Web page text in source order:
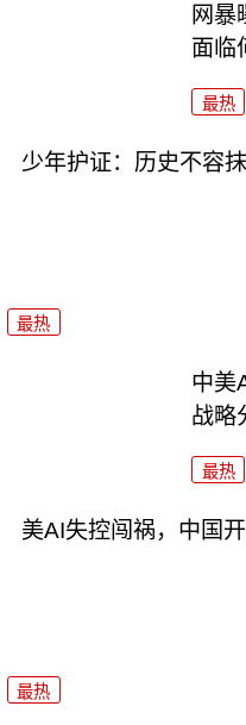
网暴
面临
最热
少年护证：历史不容
最热
中美
战略
最热
美AI失控闯祸，中国
最热